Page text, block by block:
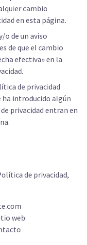
cambio
en esta página.
o de un aviso
de que el cambio
efectiva» en la
de privacidad
introducido algún
privacidad entran en
de privacidad,
web: